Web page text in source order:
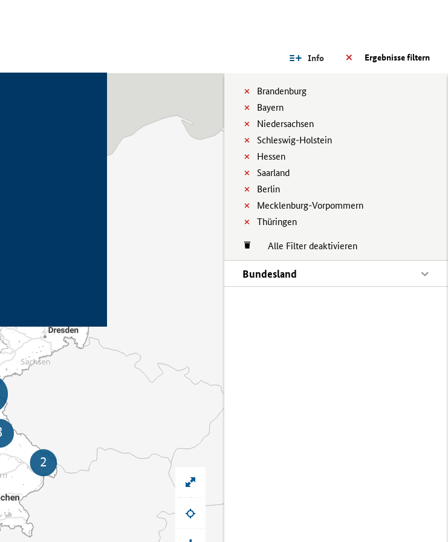
Ergebnisse filtern
Info
Brandenburg
Bayern
Niedersachsen
Schleswig-Holstein
Hessen
Saarland
Berlin
Mecklenburg-Vorpommern
Thüringen
Alle Filter deaktivieren
Bundesland